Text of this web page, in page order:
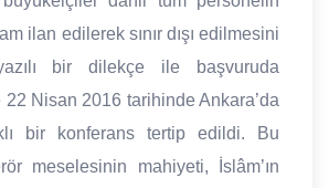
ilan edilerek sınır dışı edilmesini
bir dilekçe ile başvuruda
22 Nisan 2016 tarihinde Ankara’da
bir konferans tertip edildi. Bu
meselesinin mahiyeti, İslâm’ın